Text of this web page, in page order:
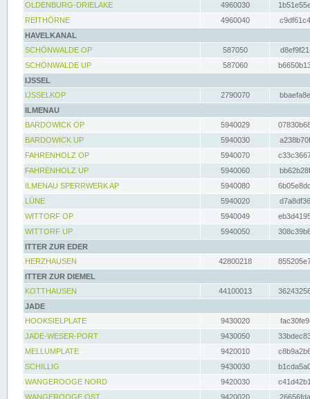
OLDENBURG-DRIELAKE
4960030
REITHÖRNE
4960040
HAVELKANAL
SCHÖNWALDE OP
587050
SCHÖNWALDE UP
587060
IJSSEL
IJSSELKOP
2790070
ILMENAU
BARDOWICK OP
5940029
BARDOWICK UP
5940030
FAHRENHOLZ OP
5940070
FAHRENHOLZ UP
5940060
ILMENAU SPERRWERK AP
5940080
LÜNE
5940020
WITTORF OP
5940049
WITTORF UP
5940050
ITTER ZUR EDER
HERZHAUSEN
42800218
ITTER ZUR DIEMEL
KOTTHAUSEN
44100013
JADE
HOOKSIELPLATE
9430020
JADE-WESER-PORT
9430050
MELLUMPLATE
9420010
SCHILLIG
9430030
WANGEROOGE NORD
9420030
WANGEROOGE OST
9420020